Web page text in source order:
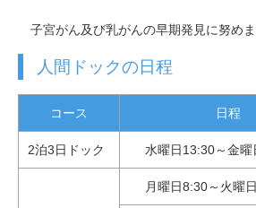
子宮がん及び乳がんの早期発見に努めま
人間ドックの日程
コース 日程
2泊3日ドック 水曜日13:30～金曜
月曜日8:30～火曜